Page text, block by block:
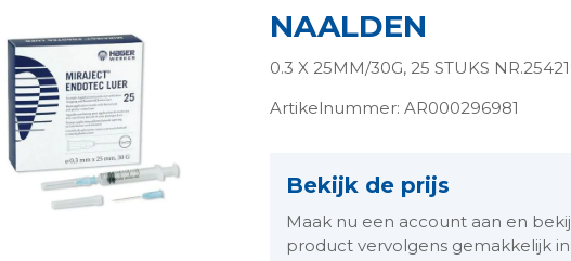
NAALDEN
0.3 X 25MM/30G, 25 STUKS
Artikelnummer: AR000296981
Bekijk de prijs
Maak nu een account aan en
product vervolgens gemakkelijk